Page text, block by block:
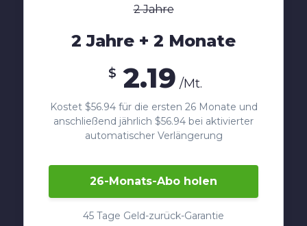
2 Jahre
2 Jahre + 2 Monate
$ 2.19 /Mt.
Kostet $56.94 für die ersten 26 Monate und
anschließend jährlich $56.94 bei aktivierter
automatischer Verlängerung
26-Monats-Abo holen
45 Tage Geld-zurück-Garantie